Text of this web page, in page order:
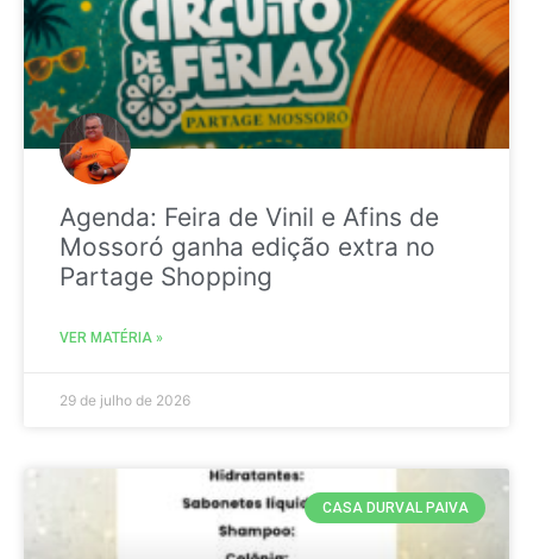
Agenda: Feira de Vinil e Afins de
Mossoró ganha edição extra no
Partage Shopping
VER MATÉRIA »
29 de julho de 2026
CASA DURVAL PAIVA